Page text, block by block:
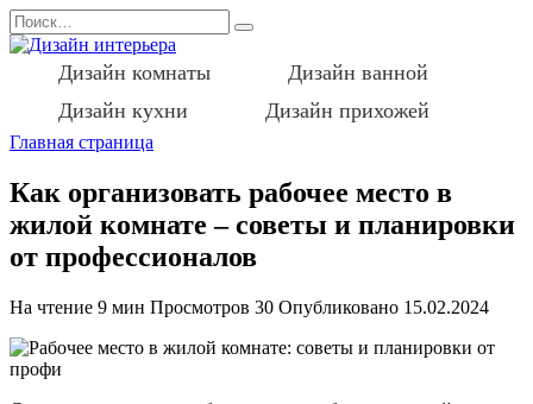
Перейти
к
содержанию
Search
for:
Дизайн комнаты
Дизайн ванной
Дизайн кухни
Дизайн прихожей
Главная страница
Как организовать рабочее место в
жилой комнате – советы и планировки
от профессионалов
На чтение 9 мин Просмотров 30 Опубликовано 15.02.2024